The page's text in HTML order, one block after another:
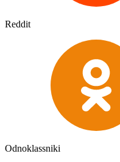
Reddit
Odnoklassniki